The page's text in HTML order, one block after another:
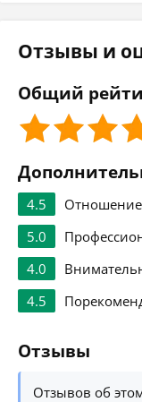
Отзывы и
Общий
4.5
5.0
4.0
4.5
Отзывы
Отзывов об